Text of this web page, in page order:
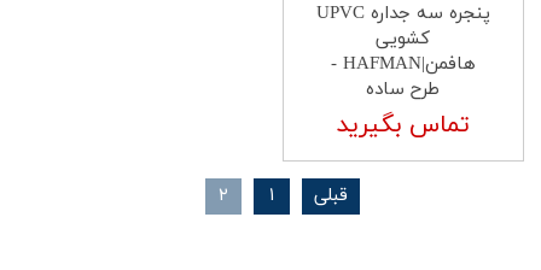
پنجره سه جداره UPVC
کشویی
هافمن|HAFMAN -
طرح ساده
تماس بگیرید
قبلی ۱ ۲